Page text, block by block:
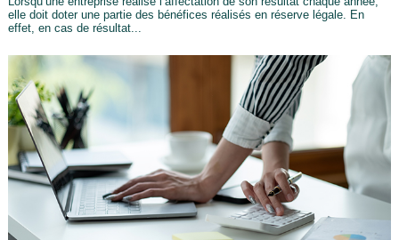
elle doit doter une partie des bénéfices réalisés en réserve légale. En
effet, en cas de résultat...